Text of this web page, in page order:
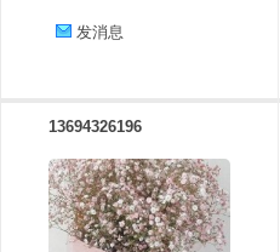
发消息
13694326196